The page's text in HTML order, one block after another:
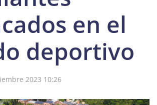
en el
deportivo
2023 10:26